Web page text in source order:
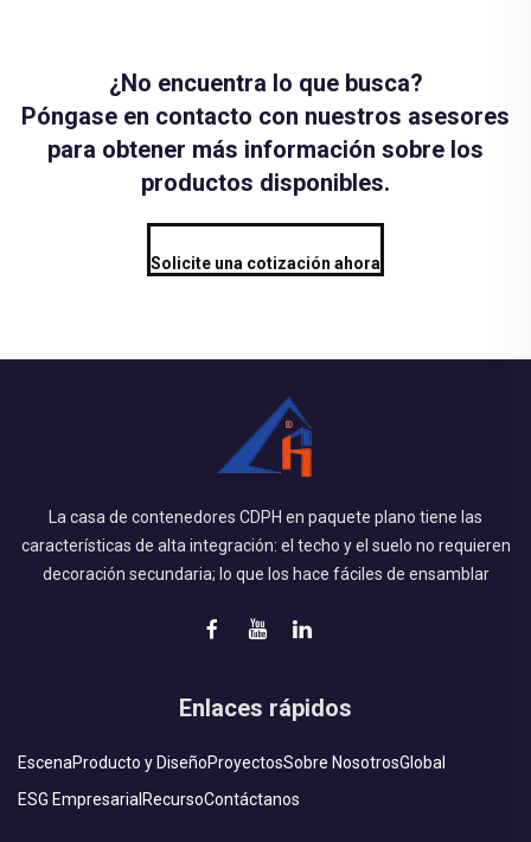
¿No encuentra lo que busca?
Póngase en contacto con nuestros asesores
para obtener más información sobre los
productos disponibles.
Solicite una cotización ahora
La casa de contenedores CDPH en paquete plano tiene las
características de alta integración: el techo y el suelo no requieren
decoración secundaria; lo que los hace fáciles de ensamblar
Enlaces rápidos
EscenaProducto y DiseñoProyectosSobre NosotrosGlobal
ESG Empresarial RecursoContáctanos